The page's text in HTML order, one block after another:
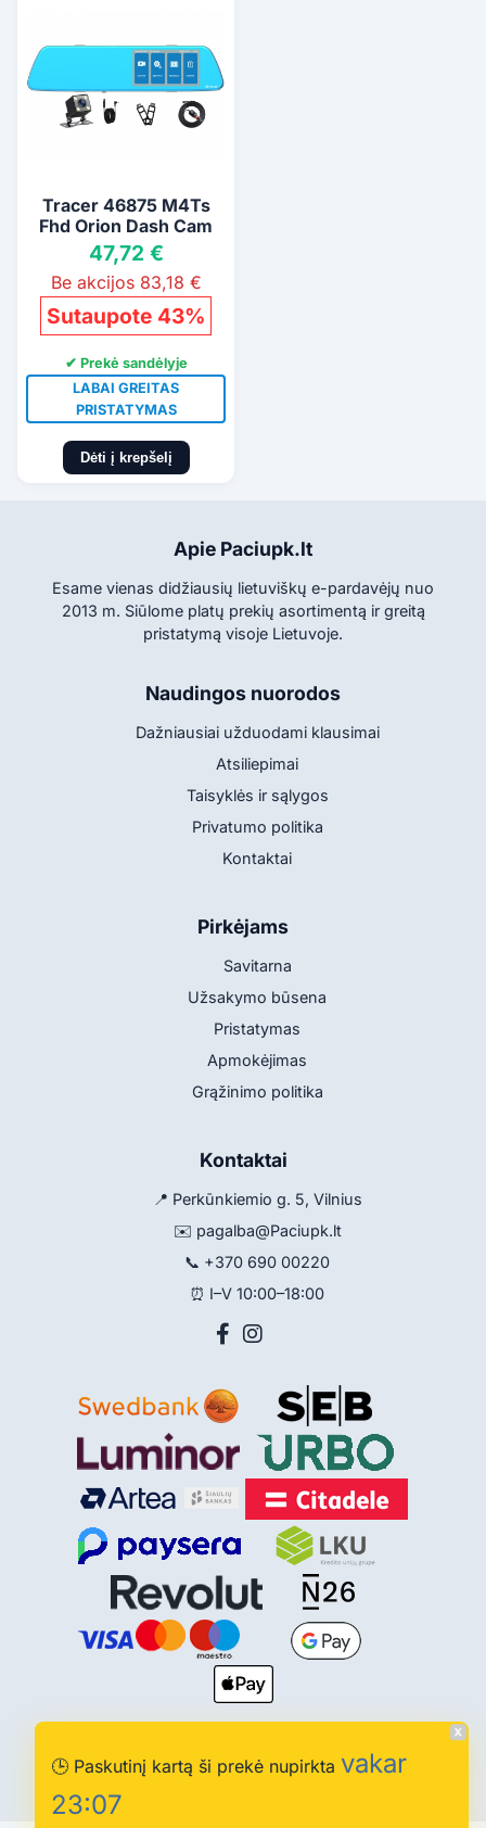
🕒 Paskutinį kartą ši prekė nupirkta vakar
23:07
Tracer 46875 M4Ts
Fhd Orion Dash Cam
47,72 €
Be akcijos 83,18 €
Sutaupote 43%
✔ Prekė sandėlyje
LABAI GREITAS
PRISTATYMAS
Dėti į krepšelį
Apie Paciupk.lt
Esame vienas didžiausių lietuviškų e-pardavėjų nuo
2013 m. Siūlome platų prekių asortimentą ir greitą
pristatymą visoje Lietuvoje.
Naudingos nuorodos
Dažniausiai užduodami klausimai
Atsiliepimai
Taisyklės ir sąlygos
Privatumo politika
Kontaktai
Pirkėjams
Savitarna
Užsakymo būsena
Pristatymas
Apmokėjimas
Grąžinimo politika
Kontaktai
📍 Perkūnkiemio g. 5, Vilnius
✉️ pagalba@Paciupk.lt
📞 +370 690 00220
⏰ I–V 10:00–18:00
© 2013-2026 Paciupk.lt | Visos teisės saugomos. Be
sutikimo draudžiama kopijuoti ir platinti svetainės turinį.